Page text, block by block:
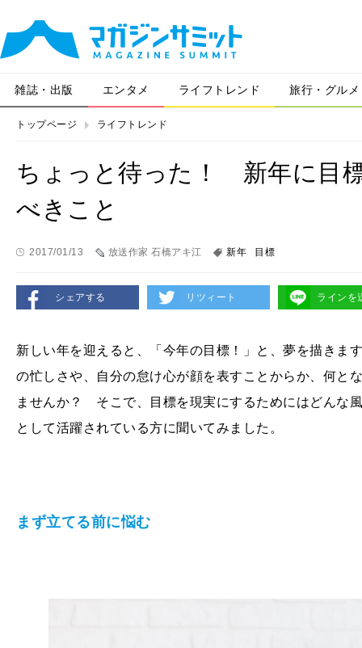
雑誌・出版 エンタメ ライフトレンド 旅行・グルメ
トップページ ライフトレンド
ちょっと待った！ 新年に目
べきこと
2017/01/13 放送作家 石橋アキ江 新年 目標
シェアする リツィート ラインを
新しい年を迎えると、「今年の目標！」と、夢を描きま
の忙しさや、自分の怠け心が顔を表すことからか、何と
ませんか？ そこで、目標を現実にするためにはどんな
として活躍されている方に聞いてみました。
まず立てる前に悩む